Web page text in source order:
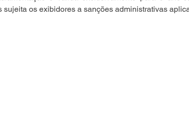
sujeita os exibidores a sanções administrativas